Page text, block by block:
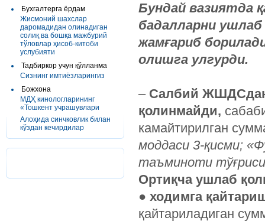
Бухгалтерга ёрдам
Жисмоний шахслар
даромадидан олинадиган
солиқ ва бошқа мажбурий
тўловлар ҳисоб-китоби
услубияти
Тадбиркор учун қўлланма
Сизнинг имтиёзларингиз
Божхона
МДҲ кинологларининг
«Тошкент учрашувлари
Алоҳида синчковлик билан
кўздан кечирдилар
Бундай вазиятда
бадалларни
жамғариб
олишга улгурди.
– Салбий
қолинмайди,
камайтирилган
моддаси 3-қисми;
таъминоти
Ортиқча ушлаб
● ходимга
қайтариладиган